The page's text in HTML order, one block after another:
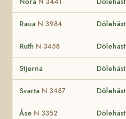
Raua N 3984 Dölehäst
Ruth N 3458 Dölehäst
Stjerna Dölehäst
Svarta N 3487 Dölehäst
Åse N 3352 Dölehäst